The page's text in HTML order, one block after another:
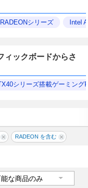
RADEONシリーズ Intel
ィックボードからさ
シリーズ搭載ゲーミング
RADEON を含む